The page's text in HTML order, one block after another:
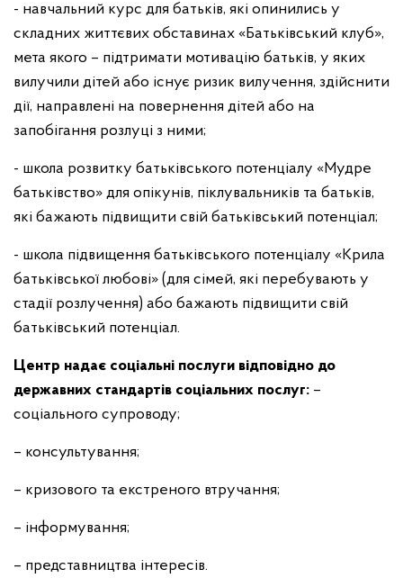
- навчальний курс для батьків, які опинились у
складних життєвих обставинах «Батьківський клуб»,
мета якого – підтримати мотивацію батьків, у яких
вилучили дітей або існує ризик вилучення, здійснити
дії, направлені на повернення дітей або на
запобігання розлуці з ними;
- школа розвитку батьківського потенціалу «Мудре
батьківство» для опікунів, піклувальників та батьків,
які бажають підвищити свій батьківський потенціал;
- школа підвищення батьківського потенціалу «Крила
батьківської любові» (для сімей, які перебувають у
стадії розлучення) або бажають підвищити свій
батьківський потенціал.
Центр надає соціальні послуги відповідно до
державних стандартів соціальних послуг: –
соціального супроводу;
– консультування;
– кризового та екстреного втручання;
– інформування;
– представництва інтересів.